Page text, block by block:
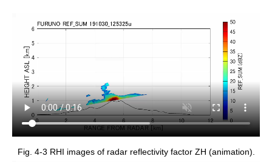
Fig. 4-3 RHI images of radar reflectivity factor ZH (animation).